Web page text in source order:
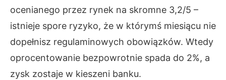
ocenianego przez rynek na skromne 3,2/5 –
istnieje spore ryzyko, że w którymś miesiącu nie
dopełnisz regulaminowych obowiązków. Wtedy
oprocentowanie bezpowrotnie spada do 2%, a
zysk zostaje w kieszeni banku.